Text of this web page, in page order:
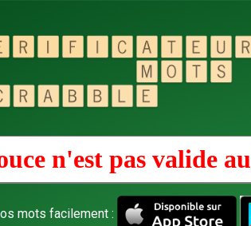
n'est pas valide au
mots facilement :